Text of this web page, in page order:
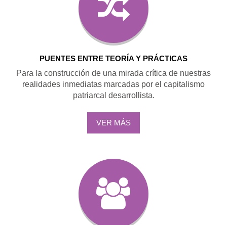
PUENTES ENTRE TEORÍA Y PRÁCTICAS
Para la construcción de una mirada crítica de nuestras
realidades inmediatas marcadas por el capitalismo
patriarcal desarrollista.
VER MÁS